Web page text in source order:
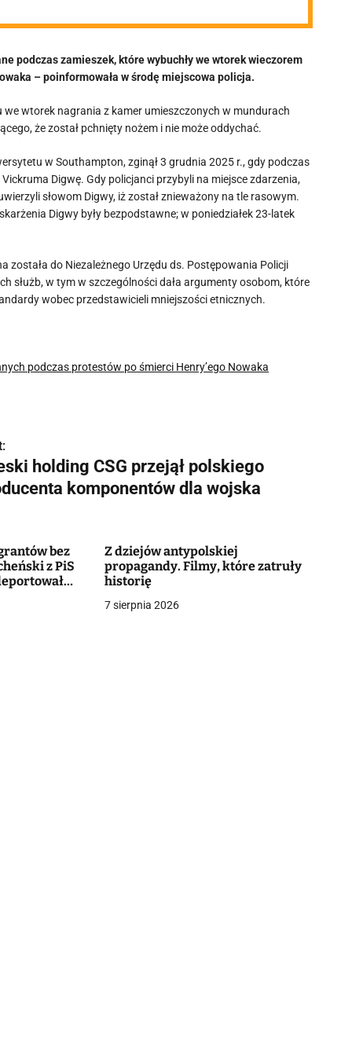
podczas zamieszek, które wybuchły we wtorek wieczorem
– poinformowała w środę miejscowa policja.
wtorek nagrania z kamer umieszczonych w mundurach
że został pchnięty nożem i nie może oddychać.
w Southampton, zginął 3 grudnia 2025 r., gdy podczas
Digwę. Gdy policjanci przybyli na miejsce zdarzenia,
słowom Digwy, iż został znieważony na tle rasowym.
Digwy były bezpodstawne; w poniedziałek 23-latek
została do Niezależnego Urzędu ds. Postępowania Policji
służb, w tym w szczególności dała argumenty osobom, które
wobec przedstawicieli mniejszości etnicznych.
podczas protestów po śmierci Henry’ego Nowaka
holding CSG przejął polskiego
komponentów dla wojska
bez
z PiS
Z dziejów antypolskiej
propagandy. Filmy, które zatruły
historię
7 sierpnia 2026